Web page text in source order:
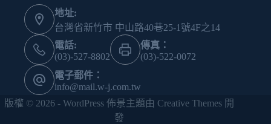
地址:
台灣省新竹市 中山路40巷25-1號4F之14
電話:
(03)-527-8802
傳真：
(03)-522-0072
電子郵件：
info@mail.w-j.com.tw
版權 © 2026 - WordPress 佈景主題由 Creative Themes 開
發